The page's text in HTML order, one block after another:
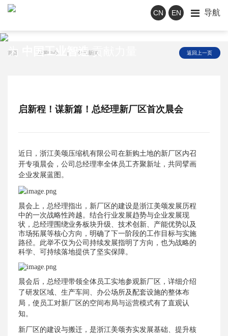
CN EN 导航
为 中国工业智造贡献力量
首页 新闻中心 | 公司新闻 返回上一页
启新程！谋新篇！总经理新厂区首次晨会
近日，浙江美颂压缩机有限公司在新购土地的新厂区内召
开专项晨会，公司总经理率全体员工齐聚新址，共同擘画
企业发展蓝图。
晨会上，总经理指出，新厂区的建设是浙江美颂发展历程
中的一次战略性跨越。结合行业发展趋势与企业发展现
状，总经理围绕业务板块升级、技术创新、产能优势以及
市场拓展等核心方向，明确了下一阶段的工作目标与实施
路径。此举不仅为公司持续发展指明了方向，也为战略的
科学、可持续落地提供了坚实保障。
晨会后，总经理带领全体员工实地参观新厂区，详细介绍
了研发区域、生产车间、办公场所及配套设施的整体布
局，使员工对新厂区的空间布局与运营模式有了直观认
知。
新厂区的建设与搬迁，是浙江美颂夯实发展基础、提升核